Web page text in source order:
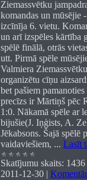
Ziemassvētku
komandas un mūsējie
izcīnīja 6. vietu.
un arī izspēles kārtība
spēlē finālā, otrās
utt. Pirmā spēle
Valmiera
organizētu cīņu
bet pašiem
precīzs ir Mārtiņš pēc
1:0. Nākamā spēle ar
bijušie(J. Iņģists, A.
Jēkabsons. Šajā spēlē
vaidaviešiem, ... Lasīt
Skatījumu skaits: 1436
2011-12-30 |